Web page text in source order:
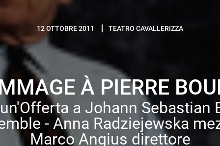
12 OTTOBRE 2011 TEATRO CAVALLERIZZA
À PIERRE
a Johann Sebastian
- Anna Radziejewska
Marco Angius direttore